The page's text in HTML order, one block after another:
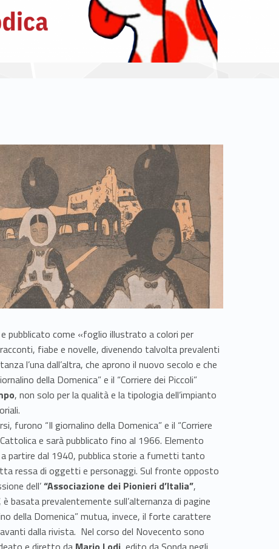
pubblicato come «foglio illustrato a colori per
fiabe e novelle, divenendo talvolta prevalenti
l’una dall’altra, che aprono il nuovo secolo e che
della Domenica” e il “Corriere dei Piccoli”
, non solo per la qualità e la tipologia dell’impianto
“Il giornalino della Domenica” e il “Corriere
e sarà pubblicato fino al 1966. Elemento
a partire dal 1940, pubblica storie a fumetti tanto
ressa di oggetti e personaggi. Sul fronte opposto
dell’“Associazione dei Pionieri d’Italia”,
basata prevalentemente sull’alternanza di pagine
della Domenica” mutua, invece, il forte carattere
dalla rivista. Nel corso del Novecento sono